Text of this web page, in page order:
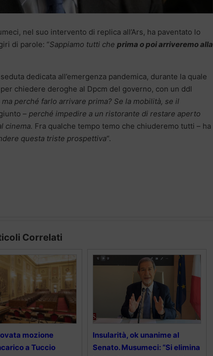
nel suo intervento di replica all’Ars, ha paventato lo
di parole: “Sappiamo tutti che prima o poi arriveremo alla
dedicata all’emergenza pandemica, durante la quale
chiedere deroghe al Dpcm del governo, con un ddl
perché farlo arrivare prima? Se la mobilità, se il
– perché impedire a un ristorante di restare aperto
cinema. Fra qualche tempo temo che chiuderemo tutti – ha
questa triste prospettiva“.
Correlati
mozione
a Tuccio
Insularità, ok unanime al
Senato. Musumeci: “Si elimina